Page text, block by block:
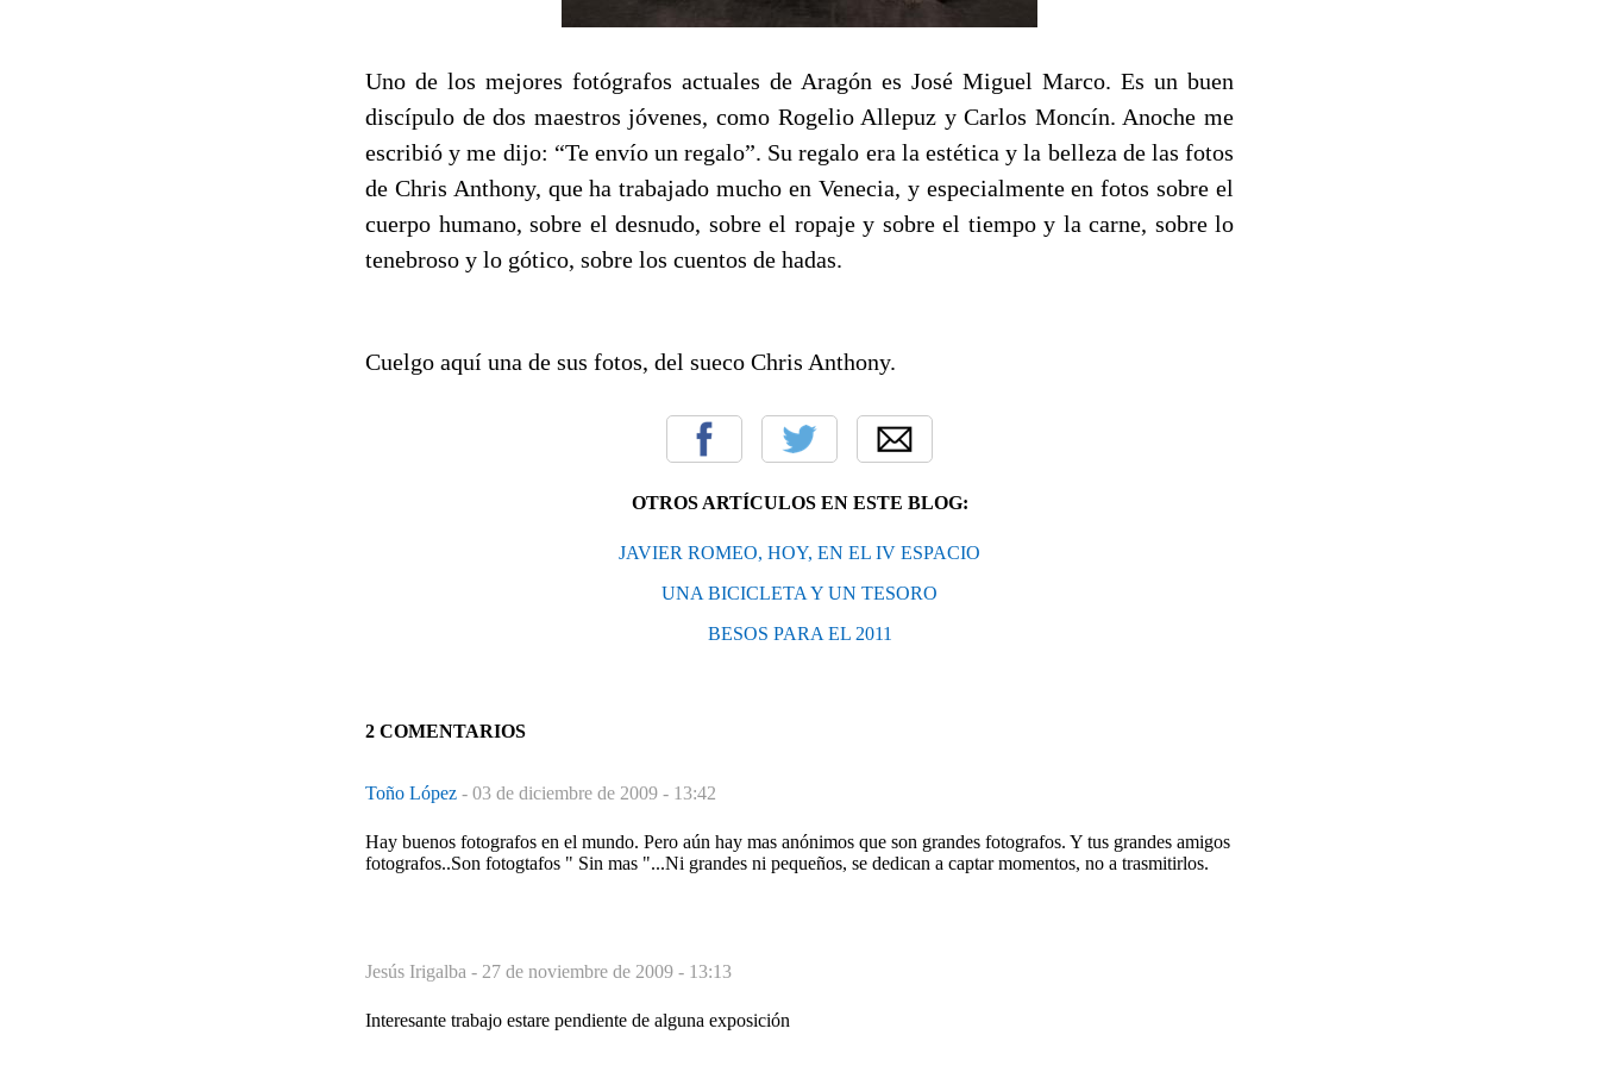
Uno de los mejores fotógrafos actuales de Aragón es José Miguel Marco. Es un buen
discípulo de dos maestros jóvenes, como Rogelio Allepuz y Carlos Moncín. Anoche me
escribió y me dijo: “Te envío un regalo”. Su regalo era la estética y la belleza de las fotos
de Chris Anthony, que ha trabajado mucho en Venecia, y especialmente en fotos sobre el
cuerpo humano, sobre el desnudo, sobre el ropaje y sobre el tiempo y la carne, sobre lo
tenebroso y lo gótico, sobre los cuentos de hadas.
Cuelgo aquí una de sus fotos, del sueco Chris Anthony.
OTROS ARTÍCULOS EN ESTE BLOG:
JAVIER ROMEO, HOY, EN EL IV ESPACIO
UNA BICICLETA Y UN TESORO
BESOS PARA EL 2011
2 COMENTARIOS
Toño López - 03 de diciembre de 2009 - 13:42
Hay buenos fotografos en el mundo. Pero aún hay mas anónimos que son grandes fotografos. Y tus grandes amigos
fotografos..Son fotogtafos " Sin mas "...Ni grandes ni pequeños, se dedican a captar momentos, no a trasmitirlos.
Jesús Irigalba - 27 de noviembre de 2009 - 13:13
Interesante trabajo estare pendiente de alguna exposición